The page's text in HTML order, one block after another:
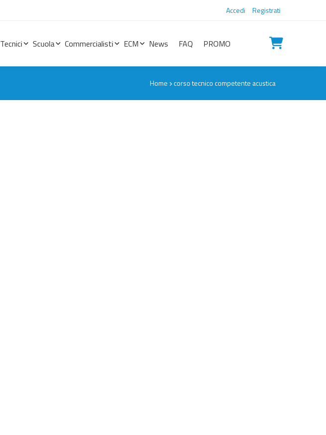
Accedi Registrati
Tecnici Scuola Commercialisti ECM News FAQ PROMO
Home corso tecnico competente acustica